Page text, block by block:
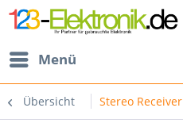
Menü
Übersicht Stereo Receiver